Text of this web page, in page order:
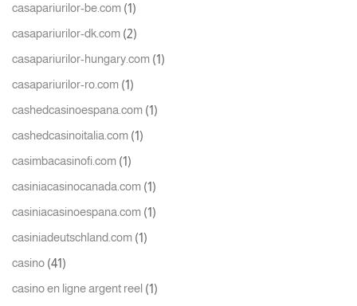
casapariurilor-be.com (1)
casapariurilor-dk.com (2)
casapariurilor-hungary.com (1)
casapariurilor-ro.com (1)
cashedcasinoespana.com (1)
cashedcasinoitalia.com (1)
casimbacasinofi.com (1)
casiniacasinocanada.com (1)
casiniacasinoespana.com (1)
casiniadeutschland.com (1)
casino (41)
casino en ligne argent reel (1)